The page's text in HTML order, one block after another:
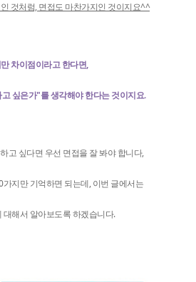
것처럼, 면접도 마찬가지인 것이지요^^
차이점이라고 한다면,
싶은가"를 생각해야 한다는 것이지요.
고 싶다면 우선 면접을 잘 봐야 합니다,
가지만 기억하면 되는데, 이번 글에서는
대해서 알아보도록 하겠습니다.